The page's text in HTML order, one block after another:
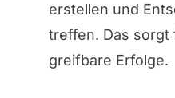
erstellen und
treffen. Das sorgt
greifbare Erfolge.